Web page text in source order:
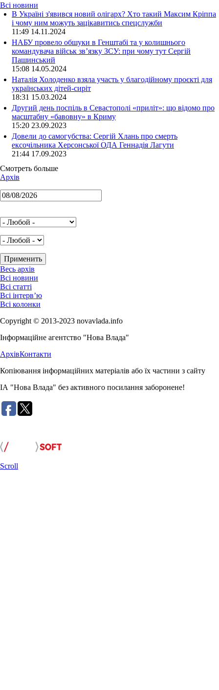
Всі новини
В Україні з'явився новий олігарх? Хто такий Максим Кріппа
і чому ним можуть зацікавитись спецслужби
11:49 14.11.2024
НАБУ провело обшуки в Генштабі та у колишнього
командувача військ зв’язку ЗСУ: при чому тут Сергій
Пашинський
15:08 14.05.2024
Наталія Холоденко взяла участь у благодійному проєкті для
українських дітей-сиріт
18:31 15.03.2024
Другий день поспіль в Севастополі «приліт»: що відомо про
масштабну «бавовну» в Криму
15:20 23.09.2023
Довели до самогубства: Сергій Хлань про смерть
ексочільника Херсонської ОДА Геннадія Лагути
21:44 17.09.2023
Смотреть больше
Архів
Весь архів
Всі новини
Всі статті
Всі інтерв’ю
Всі колонки
Copyright © 2013-2023 novavlada.info
Інформаційне агентство "Нова Влада"
АрхівКонтакти
Копіювання інформаційних матеріалів або їх частини з сайту
ІА "Нова Влада" без активного посилання заборонене!
Scroll